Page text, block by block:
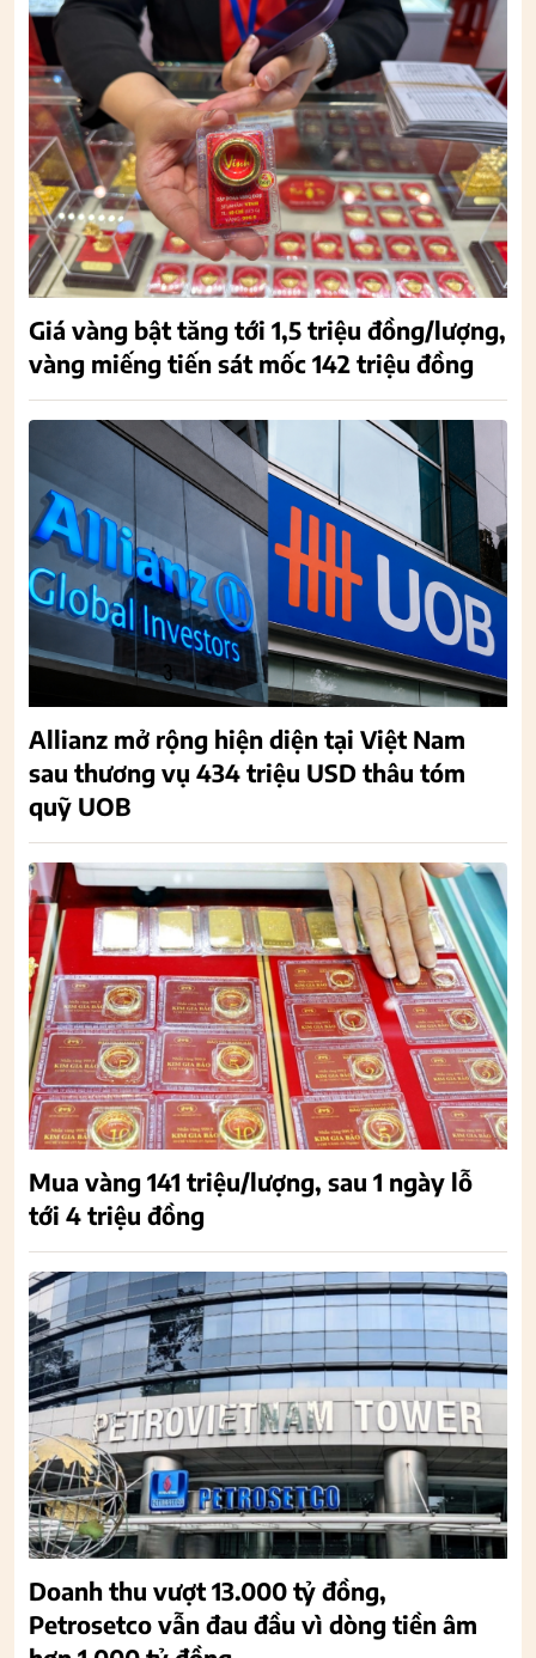
Giá vàng bật tăng tới 1,5 triệu đồng/lượng,
vàng miếng tiến sát mốc 142 triệu đồng
Allianz mở rộng hiện diện tại Việt Nam
sau thương vụ 434 triệu USD thâu tóm
quỹ UOB
Mua vàng 141 triệu/lượng, sau 1 ngày lỗ
tới 4 triệu đồng
Doanh thu vượt 13.000 tỷ đồng,
Petrosetco vẫn đau đầu vì dòng tiền âm